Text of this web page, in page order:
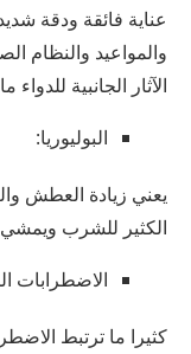
عناية فائقة ودقة
والمواعيد والنظام
الآثار الجانبية للدواء
البوليوريا:
يعني زيادة العطش
الكثير للشرب
الاضطرابات
كثيرا ما ترتبط